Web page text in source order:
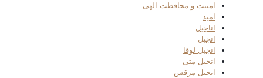
امنیت و محافظت الهی
امید
اناجیل
انجیل
انجیل لوقا
انجیل متی
انجیل مرقس